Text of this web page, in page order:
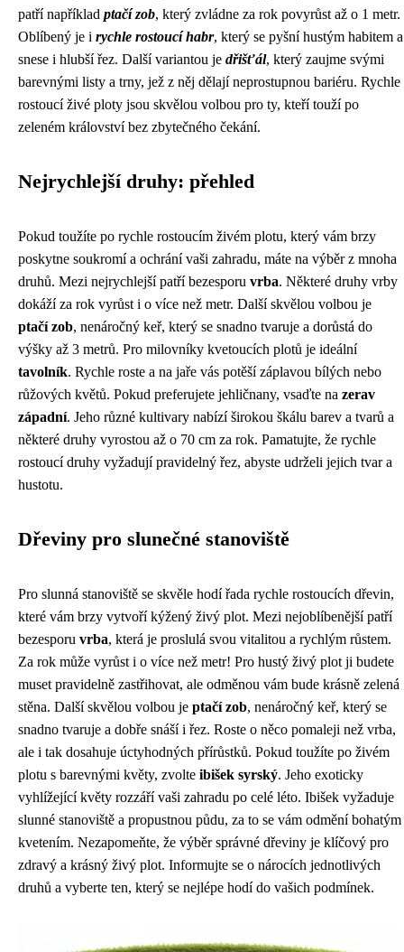
patří například ptačí zob, který zvládne za rok povyrůst až o 1 metr.
Oblíbený je i rychle rostoucí habr, který se pyšní hustým habitem a
snese i hlubší řez. Další variantou je dřišťál, který zaujme svými
barevnými listy a trny, jež z něj dělají neprostupnou bariéru. Rychle
rostoucí živé ploty jsou skvělou volbou pro ty, kteří touží po
zeleném království bez zbytečného čekání.
Nejrychlejší druhy: přehled
Pokud toužíte po rychle rostoucím živém plotu, který vám brzy
poskytne soukromí a ochrání vaši zahradu, máte na výběr z mnoha
druhů. Mezi nejrychlejší patří bezesporu vrba. Některé druhy vrby
dokáží za rok vyrůst i o více než metr. Další skvělou volbou je
ptačí zob, nenáročný keř, který se snadno tvaruje a dorůstá do
výšky až 3 metrů. Pro milovníky kvetoucích plotů je ideální
tavolník. Rychle roste a na jaře vás potěší záplavou bílých nebo
růžových květů. Pokud preferujete jehličnany, vsaďte na zerav
západní. Jeho různé kultivary nabízí širokou škálu barev a tvarů a
některé druhy vyrostou až o 70 cm za rok. Pamatujte, že rychle
rostoucí druhy vyžadují pravidelný řez, abyste udrželi jejich tvar a
hustotu.
Dřeviny pro slunečné stanoviště
Pro slunná stanoviště se skvěle hodí řada rychle rostoucích dřevin,
které vám brzy vytvoří kýžený živý plot. Mezi nejoblíbenější patří
bezesporu vrba, která je proslulá svou vitalitou a rychlým růstem.
Za rok může vyrůst i o více než metr! Pro hustý živý plot ji budete
muset pravidelně zastřihovat, ale odměnou vám bude krásně zelená
stěna. Další skvělou volbou je ptačí zob, nenáročný keř, který se
snadno tvaruje a dobře snáší i řez. Roste o něco pomaleji než vrba,
ale i tak dosahuje úctyhodných přírůstků. Pokud toužíte po živém
plotu s barevnými květy, zvolte ibišek syrský. Jeho exoticky
vyhlížející květy rozzáří vaši zahradu po celé léto. Ibišek vyžaduje
slunné stanoviště a propustnou půdu, za to se vám odmění bohatým
kvetením. Nezapomeňte, že výběr správné dřeviny je klíčový pro
zdravý a krásný živý plot. Informujte se o nárocích jednotlivých
druhů a vyberte ten, který se nejlépe hodí do vašich podmínek.